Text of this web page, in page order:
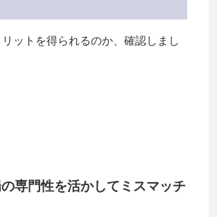
ットを得られるのか、確認しまし
の専門性を活かしてミスマッチ